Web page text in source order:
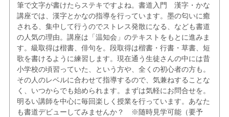
筆で文字が書けたらステキですよね。書道入門 漢字・かな
講座では、漢字とかなの指導を行っています。墨の匂いに癒
される、集中して行うのでストレス発散になる、なども書道
の人気の理由。講座は「温知会」のテキストをもとに進みま
す。級取得は楷書、俳句を。段取得は楷書・行書・草書、短
歌を書けるように練習します。現在通う生徒さんの中には昔
小学校の頃習っていた、という方や、全くの初心者の方も。
その人のレベルに合わせて指導するので、気兼ねすることな
く、いつからでも始められます。まずは気軽にお問合せを。
明るい講師を中心に毎回楽しく授業を行っています。あなた
も書道デビューしてみませんか？ ※随時見学可能（要予